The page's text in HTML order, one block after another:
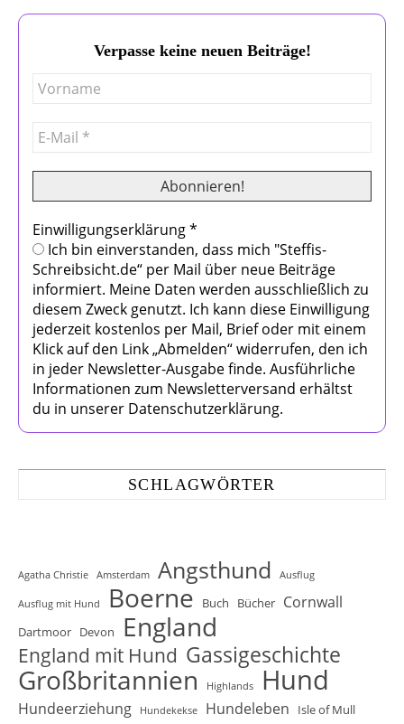
Verpasse keine neuen Beiträge!
Einwilligungserklärung*
Ich bin einverstanden, dass mich "Steffis-
Schreibsicht.de“ per Mail über neue Beiträge
informiert. Meine Daten werden ausschließlich zu
diesem Zweck genutzt. Ich kann diese Einwilligung
jederzeit kostenlos per Mail, Brief oder mit einem
Klick auf den Link „Abmelden“ widerrufen, den ich
in jeder Newsletter-Ausgabe finde. Ausführliche
Informationen zum Newsletterversand erhältst
du in unserer Datenschutzerklärung.
SCHLAGWÖRTER
Agatha Christie Amsterdam Angsthund Ausflug
Ausflug mit Hund Boerne Buch Bücher Cornwall
Dartmoor Devon England
England mit Hund Gassigeschichte
Großbritannien Highlands Hund
Hundeerziehung Hundekekse Hundeleben Isle of Mull